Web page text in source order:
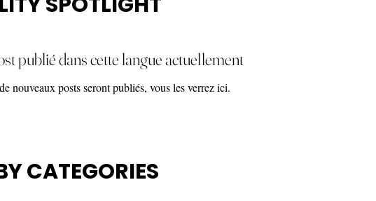
publié dans cette langue actuellement
nouveaux posts seront publiés, vous les verrez ici.
CATEGORIES